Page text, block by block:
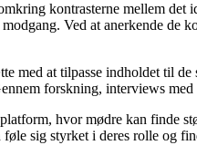
kontrasterne mellem
Ved at anerkende de
med at tilpasse indholdet til
forskning, interviews
hvor mødre kan
sig styrket i deres rolle og